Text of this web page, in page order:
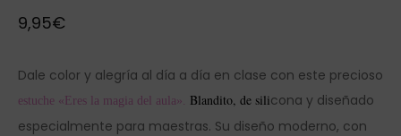
9,95€
Dale color y alegría al día a día en clase con este precioso
estuche «Eres la magia del aula». Blandito, de silicona y diseñado
especialmente para maestras. Su diseño moderno, con